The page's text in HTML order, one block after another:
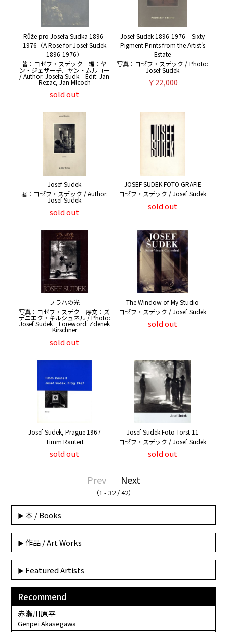
Růže pro Josefa Sudka 1896-
1976（A Rose for Josef Sudek
1896-1976）
著：ヨゼフ・スデック 編：ヤ
ン・ジェザーチ、ヤン・ムルコー
/ Author: Josefa Sudk Edit: Jan
Rezac, Jan Mlcoch
sold out
Josef Sudek 1896-1976 Sixty
Pigment Prints from the Artist's
Estate
写真：ヨゼフ・スデック / Photo:
Josef Sudek
￥22,000
Josef Sudek
著：ヨゼフ・スデック / Author:
Josef Sudek
sold out
JOSEF SUDEK FOTO GRAFIE
ヨゼフ・スデック / Josef Sudek
sold out
プラハの光
写真：ヨゼフ・スデク 序文：ズ
デニエク・キルシュネル / Photo:
Josef Sudek Foreword: Zdenek
Kirschner
sold out
The Window of My Studio
ヨゼフ・スデック / Josef Sudek
sold out
Josef Sudek, Prague 1967
Timm Rautert
sold out
Josef Sudek Foto Torst 11
ヨゼフ・スデック / Josef Sudek
sold out
Prev Next
（1 - 32 / 42）
本 / Books
作品 / Art Works
Featured Artists
Recommend
赤瀬川原平
Genpei Akasegawa